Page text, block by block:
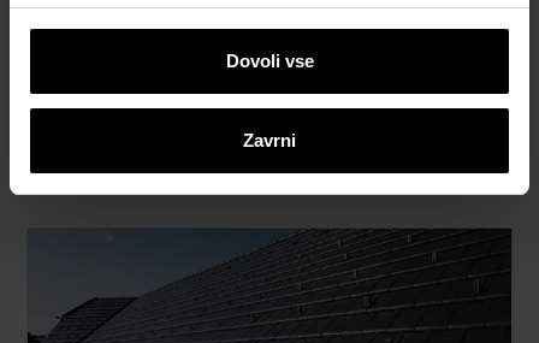
Dovoli vse
Zavrni
SmartPro PVC strešno okno 55x78 cm